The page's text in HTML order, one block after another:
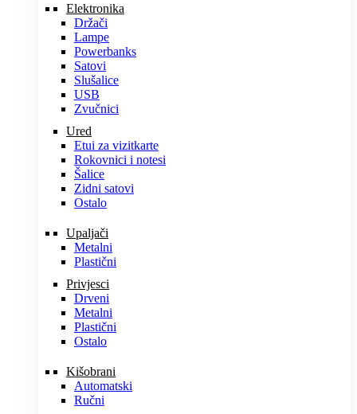
Elektronika
Držači
Lampe
Powerbanks
Satovi
Slušalice
USB
Zvučnici
Ured
Etui za vizitkarte
Rokovnici i notesi
Šalice
Zidni satovi
Ostalo
Upaljači
Metalni
Plastični
Privjesci
Drveni
Metalni
Plastični
Ostalo
Kišobrani
Automatski
Ručni